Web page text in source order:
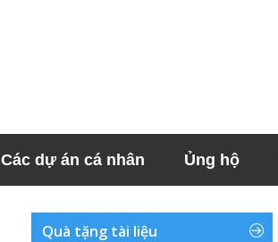
Các dự án cá nhân Ủng hộ
Quà tặng tài liệu